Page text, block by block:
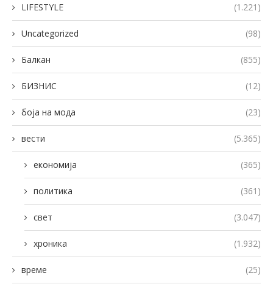
LIFESTYLE (1.221)
Uncategorized (98)
Балкан (855)
БИЗНИС (12)
боја на мода (23)
вести (5.365)
економија (365)
политика (361)
свет (3.047)
хроника (1.932)
време (25)